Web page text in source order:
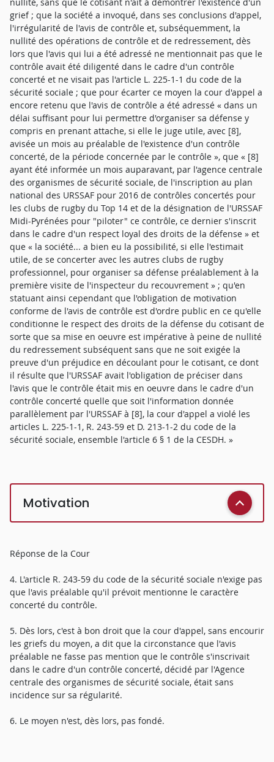
grief ; que la société a invoqué, dans ses conclusions d'appel,
l'irrégularité de l'avis de contrôle et, subséquemment, la
nullité des opérations de contrôle et de redressement, dès
lors que l'avis qui lui a été adressé ne mentionnait pas que le
contrôle avait été diligenté dans le cadre d'un contrôle
concerté et ne visait pas l'article L. 225-1-1 du code de la
sécurité sociale ; que pour écarter ce moyen la cour d'appel a
encore retenu que l'avis de contrôle a été adressé « dans un
délai suffisant pour lui permettre d'organiser sa défense y
compris en prenant attache, si elle le juge utile, avec [8],
avisée un mois au préalable de l'existence d'un contrôle
concerté, de la période concernée par le contrôle », que « [8]
ayant été informée un mois auparavant, par l'agence centrale
des organismes de sécurité sociale, de l'inscription au plan
national des URSSAF pour 2016 de contrôles concertés pour
les clubs de rugby du Top 14 et de la désignation de l'URSSAF
Midi-Pyrénées pour "piloter" ce contrôle, ce dernier s'inscrit
dans le cadre d'un respect loyal des droits de la défense » et
que « la société... a bien eu la possibilité, si elle l'estimait
utile, de se concerter avec les autres clubs de rugby
professionnel, pour organiser sa défense préalablement à la
première visite de l'inspecteur du recouvrement » ; qu'en
statuant ainsi cependant que l'obligation de motivation
conforme de l'avis de contrôle est d'ordre public en ce qu'elle
conditionne le respect des droits de la défense du cotisant de
sorte que sa mise en oeuvre est impérative à peine de nullité
du redressement subséquent sans que ne soit exigée la
preuve d'un préjudice en découlant pour le cotisant, ce dont
il résulte que l'URSSAF avait l'obligation de préciser dans
l'avis que le contrôle était mis en oeuvre dans le cadre d'un
contrôle concerté quelle que soit l'information donnée
parallèlement par l'URSSAF à [8], la cour d'appel a violé les
articles L. 225-1-1, R. 243-59 et D. 213-1-2 du code de la
sécurité sociale, ensemble l'article 6 § 1 de la CESDH. »
Motivation
Réponse de la Cour
4. L'article R. 243-59 du code de la sécurité sociale n'exige pas
que l'avis préalable qu'il prévoit mentionne le caractère
concerté du contrôle.
5. Dès lors, c'est à bon droit que la cour d'appel, sans encourir
les griefs du moyen, a dit que la circonstance que l'avis
préalable ne fasse pas mention que le contrôle s'inscrivait
dans le cadre d'un contrôle concerté, décidé par l'Agence
centrale des organismes de sécurité sociale, était sans
incidence sur sa régularité.
6. Le moyen n'est, dès lors, pas fondé.